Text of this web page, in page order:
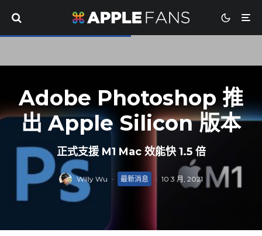
Adobe Photoshop 推
出 Apple Silicon 版本
正式支援 M1 Mac 效能快 1.5 倍
Willy Wu · 最新消息 · 10 3 月, 2021